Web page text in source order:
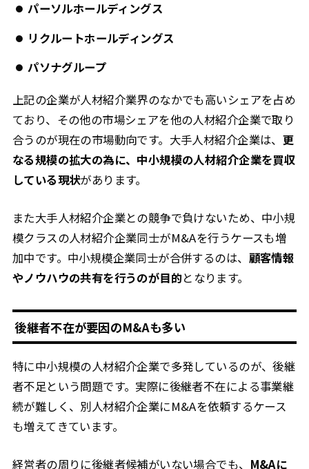
パーソルホールディングス
リクルートホールディングス
パソナグループ
上記の企業が人材紹介業界のなかでも高いシェアを占め
ており、その他の市場シェアを他の人材紹介企業で取り
合うのが現在の市場動向です。大手人材紹介企業は、 更
なる規模の拡大の為に、中小規模の人材紹介企業を買収
している現状があります。
また大手人材紹介企業との競争で負けないため、中小規
模クラスの人材紹介企業同士がM&Aを行うケースも増
加中です。中小規模企業同士が合併するのは、 顧客情報
やノウハウの共有を行うのが目的となります。
後継者不在が要因のM&Aも多い
特に中小規模の人材紹介企業で多発しているのが、後継
者不足という問題です。実際に後継者不在による事業継
続が難しく、別人材紹介企業にM&Aを依頼するケース
も増えてきています。
経営者の周りに後継者候補がいない場合でも、 M&Aに